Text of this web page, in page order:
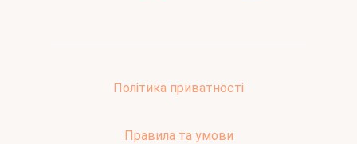
Політика приватності
Правила та умови